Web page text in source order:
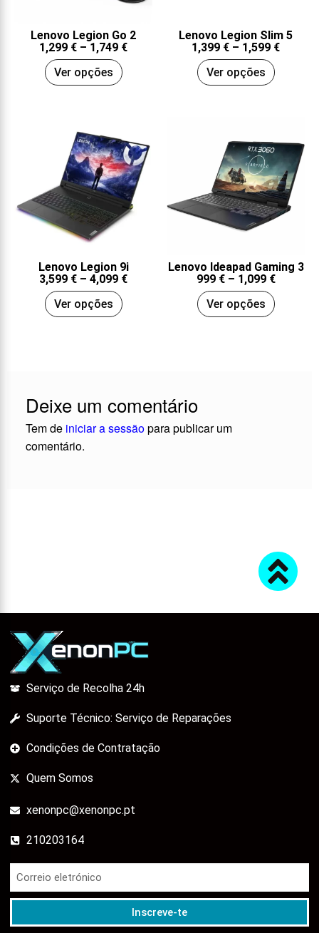
Lenovo Legion Go 2
1,299 € – 1,749 €
Ver opções
Lenovo Legion Slim 5
1,399 € – 1,599 €
Ver opções
Lenovo Legion 9i
3,599 € – 4,099 €
Ver opções
Lenovo Ideapad Gaming 3
999 € – 1,099 €
Ver opções
Deixe um comentário
Tem de iniciar a sessãopara publicar um
comentário.
Serviço de Recolha 24h
Suporte Técnico: Serviço de Reparações
Condições de Contratação
Quem Somos
xenonpc@xenonpc.pt
210203164
Inscreve-te